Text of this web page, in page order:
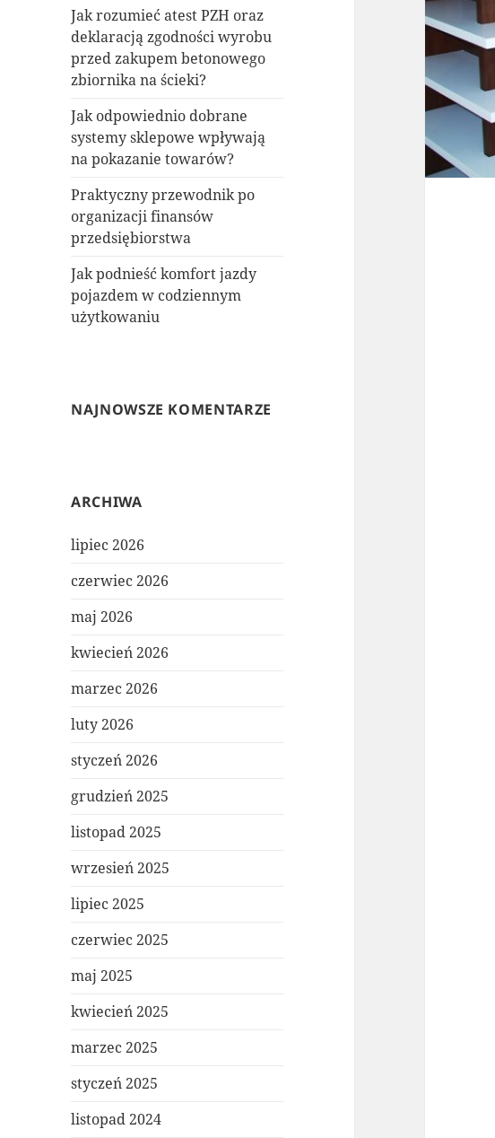
Jak rozumieć atest PZH oraz
deklaracją zgodności wyrobu
przed zakupem betonowego
zbiornika na ścieki?
Jak odpowiednio dobrane
systemy sklepowe wpływają
na pokazanie towarów?
Praktyczny przewodnik po
organizacji finansów
przedsiębiorstwa
Jak podnieść komfort jazdy
pojazdem w codziennym
użytkowaniu
NAJNOWSZE KOMENTARZE
ARCHIWA
lipiec 2026
czerwiec 2026
maj 2026
kwiecień 2026
marzec 2026
luty 2026
styczeń 2026
grudzień 2025
listopad 2025
wrzesień 2025
lipiec 2025
czerwiec 2025
maj 2025
kwiecień 2025
marzec 2025
styczeń 2025
listopad 2024